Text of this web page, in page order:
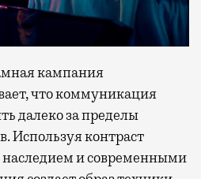
кампания
что коммуникация
далеко за пределы
Используя контраст
и современными